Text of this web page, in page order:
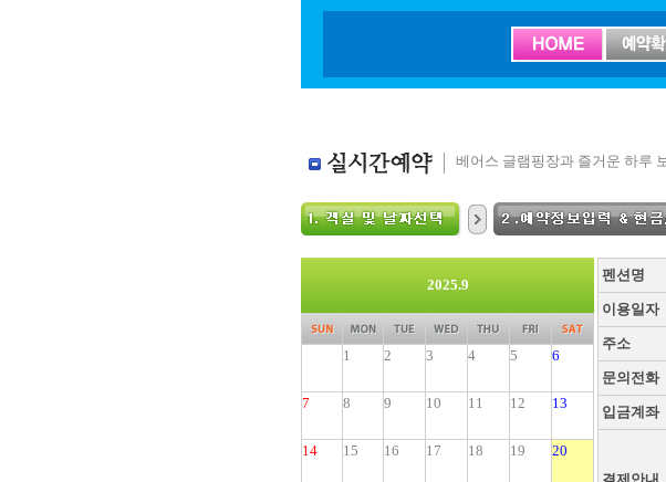
베어스 글램핑장과 즐거운 하루
2025.9
1 2 3 4 5 6
7 8 9 10 11 12 13
14 15 16 17 18 19 20
펜션명
이용일자
주소
문의전화
입금계좌